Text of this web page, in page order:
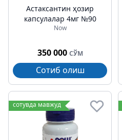
Астаксантин ҳозир
капсулалар 4мг №90
Now
350 000 СЎМ
Сотиб олиш
сотувда мавжуд